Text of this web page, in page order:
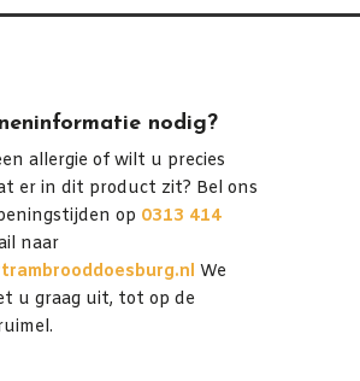
nodig?
allergie of wilt u precies
er in dit product zit? Bel ons
op 0313 414
naar
We
u graag uit, tot op de